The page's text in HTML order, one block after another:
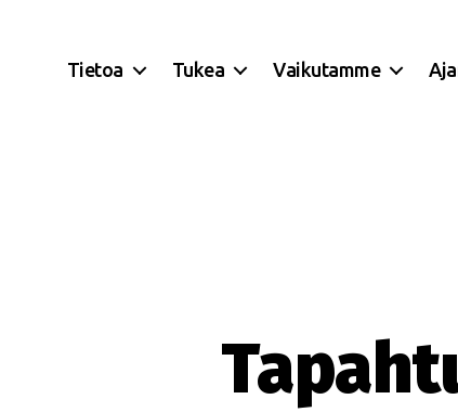
Tietoa Tukea Vaikutamme